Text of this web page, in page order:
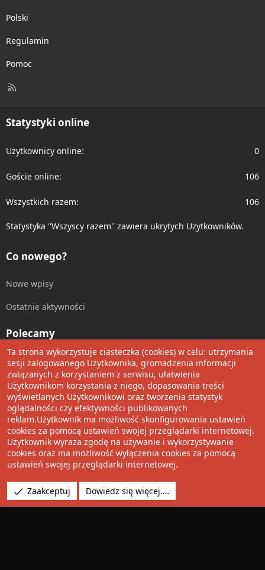
Polski
Regulamin
Pomoc
R
Statystyki online
Użytkownicy online 0
Goście online 106
Wszystkich razem 106
Statystyka ''Wszyscy razem'' zawiera ukrytych Użytkowników.
Co nowego?
Nowe wpisy
Ostatnie aktywności
Polecamy
Wolnościowe cytaty
Udostępnij
Facebook
TwitterRedditPinterest
TumblrWhatsApp
Umieść Link
Community platform by XenForo® © 2010-2022 XenForo Ltd.
Pixel Exit
Tłumaczenie wykonane przezXboxForum.pl
via s9e/MediaSites
Ta strona wykorzystuje ciasteczka (cookies) w celu: utrzymania
sesji zalogowanego Użytkownika, gromadzenia informacji
związanych z korzystaniem z serwisu, ułatwienia
Użytkownikom korzystania z niego, dopasowania treści
wyświetlanych Użytkownikowi oraz tworzenia statystyk
oglądalności czy efektywności publikowanych
reklam.Użytkownik ma możliwość skonfigurowania ustawień
cookies za pomocą ustawień swojej przeglądarki internetowej.
Użytkownik wyraża zgodę na używanie i wykorzystywanie
cookies oraz ma możliwość wyłączenia cookies za pomocą
ustawień swojej przeglądarki internetowej.
Zaakceptuj Dowiedz się więcej.…